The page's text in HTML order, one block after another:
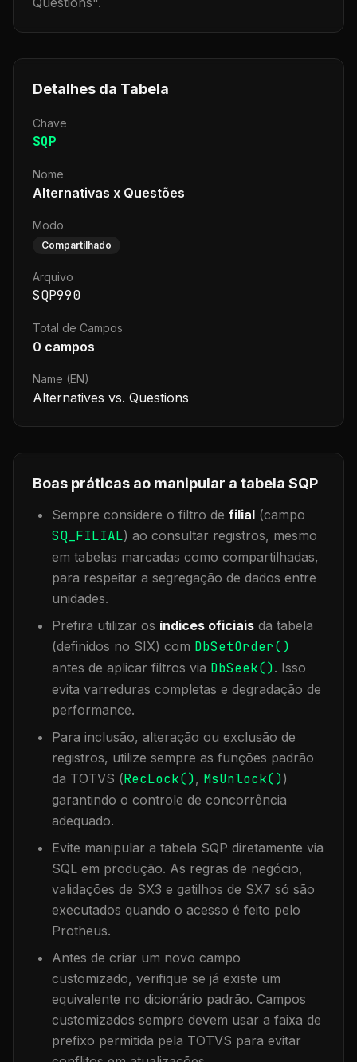
Detalhes da Tabela
Chave
SQP
Nome
Alternativas x Questões
Modo
Compartilhado
Arquivo
SQP990
Total de Campos
0 campos
Name (EN)
Alternatives vs. Questions
Boas práticas ao manipular a tabela SQP
Sempre considere o filtro de filial (campo
SQ_FILIAL) ao consultar registros, mesmo
em tabelas marcadas como compartilhadas,
para respeitar a segregação de dados entre
unidades.
Prefira utilizar os índices oficiais da tabela
(definidos no SIX) com DbSetOrder()
antes de aplicar filtros via DbSeek(). Isso
evita varreduras completas e degradação de
performance.
Para inclusão, alteração ou exclusão de
registros, utilize sempre as funções padrão
da TOTVS (RecLock(), MsUnlock())
garantindo o controle de concorrência
adequado.
Evite manipular a tabela SQP diretamente via
SQL em produção. As regras de negócio,
validações de SX3 e gatilhos de SX7 só são
executados quando o acesso é feito pelo
Protheus.
Antes de criar um novo campo
customizado, verifique se já existe um
equivalente no dicionário padrão. Campos
customizados sempre devem usar a faixa de
prefixo permitida pela TOTVS para evitar